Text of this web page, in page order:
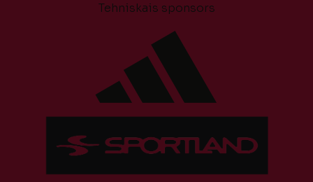
Tehniskais sponsors